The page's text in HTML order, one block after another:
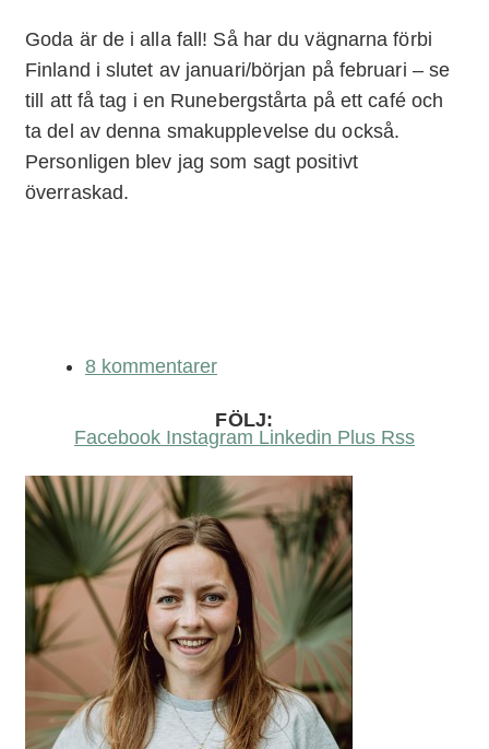
Goda är de i alla fall! Så har du vägnarna förbi
Finland i slutet av januari/början på februari – se
till att få tag i en Runebergstårta på ett café och
ta del av denna smakupplevelse du också.
Personligen blev jag som sagt positivt
överraskad.
8 kommentarer
FÖLJ:
Facebook Instagram Linkedin Plus Rss